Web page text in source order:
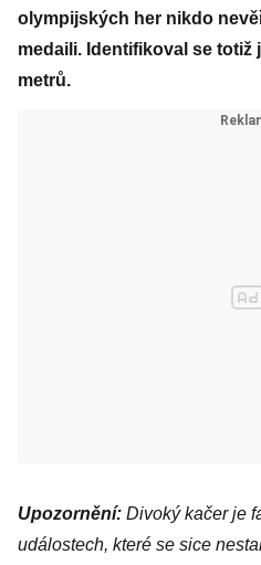
olympijských her nikdo
medaili. Identifikoval se
metrů.
Upozornění: Divoký kačer je
událostech, které se sice